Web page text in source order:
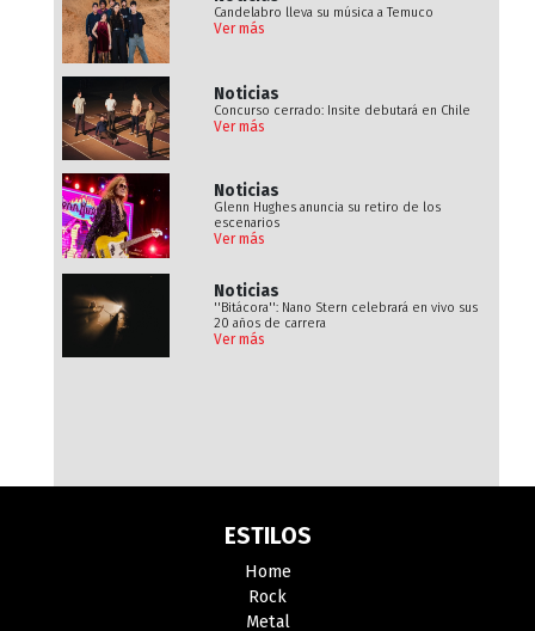
Candelabro lleva su música a Temuco
Ver más
Noticias
Concurso cerrado: Insite debutará en Chile
Ver más
Noticias
Glenn Hughes anuncia su retiro de los
escenarios
Ver más
Noticias
''Bitácora'': Nano Stern celebrará en vivo sus
20 años de carrera
Ver más
ESTILOS
Home
Rock
Metal